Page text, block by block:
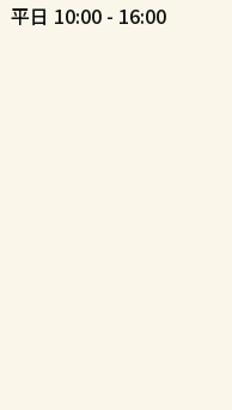
平日 10:00 - 16:00